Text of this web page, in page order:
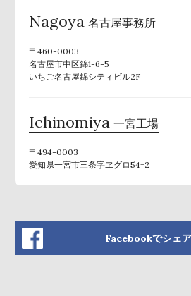
Nagoya 名古屋事務所
〒460-0003
名古屋市中区錦1-6-5
いちご名古屋錦シティビル2F
Ichinomiya 一宮工場
〒494-0003
愛知県一宮市三条字ヱグロ54−2
Facebookでシェ